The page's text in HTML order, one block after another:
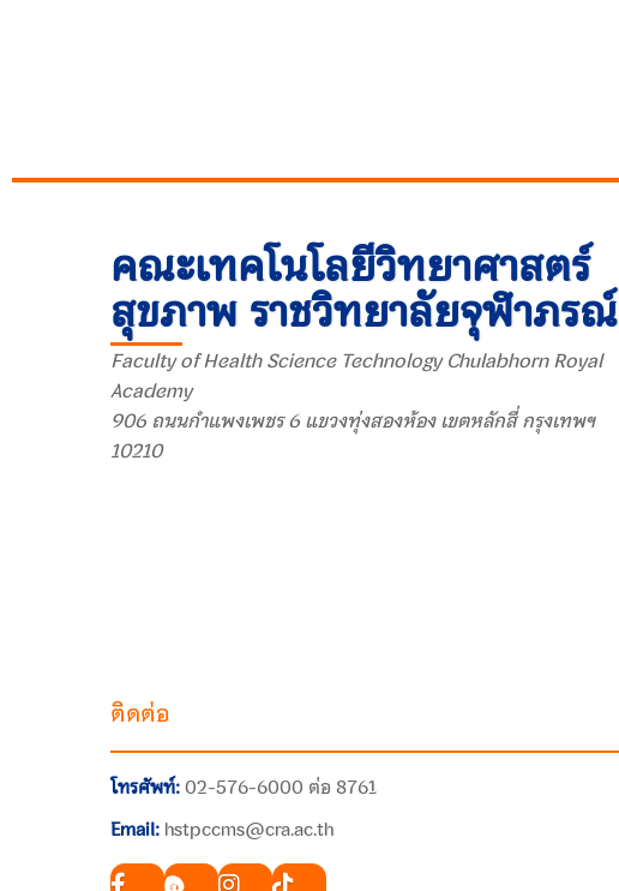
คณะเทคโนโลยีวิทยาศาสตร์
สุขภาพ ราชวิทยาลัยจุฬาภรณ์
Faculty of Health Science Technology Chulabhorn Royal
Academy
906 ถนนกำแพงเพชร 6 แขวงทุ่งสองห้อง เขตหลักสี่ กรุงเทพฯ
10210
ติดต่อ
โทรศัพท์:02-576-6000 ต่อ 8761
Email: hstpccms@cra.ac.th